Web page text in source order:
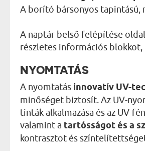
A borító bársonyos tapintású,
A naptár belső felépítése
részletes információs
NYOMTATÁS
A nyomtatás innovatív UV-
minőséget biztosít. Az UV-
tinták alkalmazása és az UV-
valamint a tartósságot és a
kontrasztot és